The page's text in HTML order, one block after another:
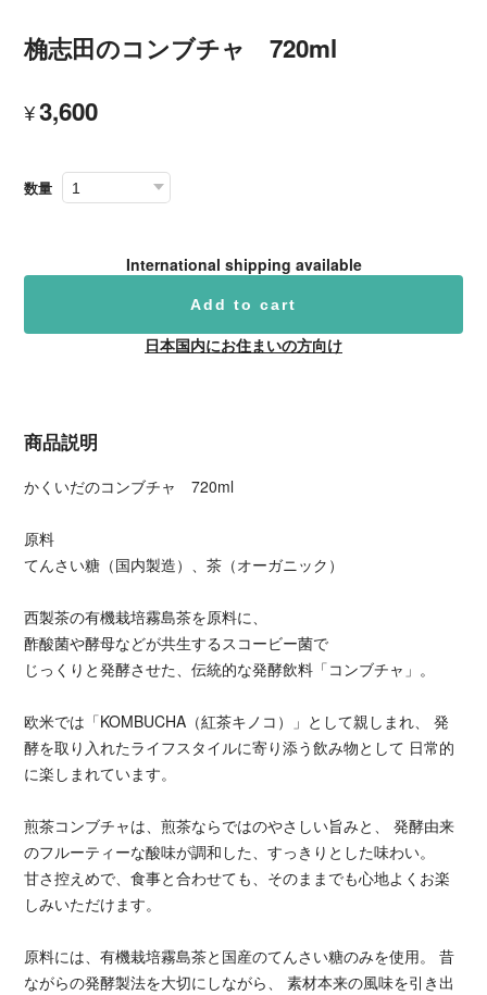
桷志田のコンブチャ 720ml
¥3,600
数量
International shipping available
Add to cart
日本国内にお住まいの方向け
商品説明
かくいだのコンブチャ 720ml
原料
てんさい糖（国内製造）、茶（オーガニック）
西製茶の有機栽培霧島茶を原料に、
酢酸菌や酵母などが共生するスコービー菌で
じっくりと発酵させた、伝統的な発酵飲料「コンブチャ」。
欧米では「KOMBUCHA（紅茶キノコ）」として親しまれ、 発
酵を取り入れたライフスタイルに寄り添う飲み物として 日常的
に楽しまれています。
煎茶コンブチャは、煎茶ならではのやさしい旨みと、 発酵由来
のフルーティーな酸味が調和した、すっきりとした味わい。
甘さ控えめで、食事と合わせても、そのままでも心地よくお楽
しみいただけます。
原料には、有機栽培霧島茶と国産のてんさい糖のみを使用。 昔
ながらの発酵製法を大切にしながら、 素材本来の風味を引き出